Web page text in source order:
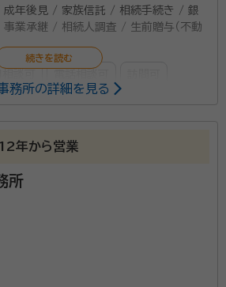
年後見 / 家族信託 / 相続手続き / 銀
業承継 / 相続人調査 / 生前贈与（不動
政書士事務所 代表行政書士（2021年6月
でもご相談ください。 じっくりと
だき、最適の解を提供、最善・最良
務所の詳細を見る
年から営業
所